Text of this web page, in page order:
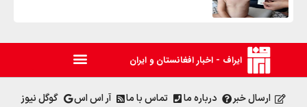
ایراف - اخبار افغانستان و ایران
ارسال خبر درباره ما تماس با ما آر اس اس گوگل نیوز